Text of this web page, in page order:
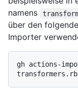
namens
über den
Importer
gh actions-